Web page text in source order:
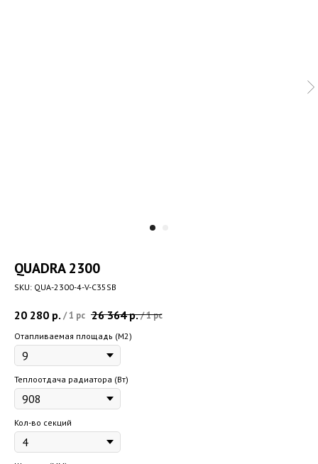
QUADRA 2300
SKU: QUA-2300-4-V-C35SB
20 280 р. /1 pc 26 364 р./1 pc
Отапливаемая площадь (M2)
Теплоотдача радиатора (Вт)
Кол-во секций